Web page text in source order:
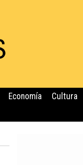
Economía Cultura